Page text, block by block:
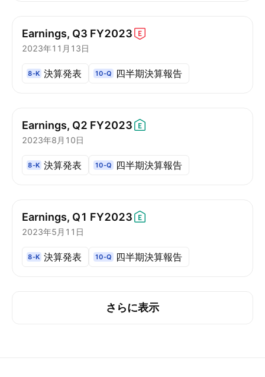
Earnings, Q3 FY2023
2023年11月13日
8-K 決算発表 10-Q 四半期決算報告
Earnings, Q2 FY2023
2023年8月10日
8-K 決算発表 10-Q 四半期決算報告
Earnings, Q1 FY2023
2023年5月11日
8-K 決算発表 10-Q 四半期決算報告
さらに表示